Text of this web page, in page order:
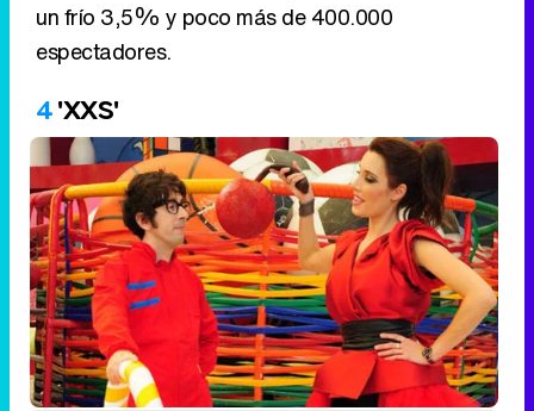
un frío 3,5% y poco más de 400.000
espectadores.
4'XXS'